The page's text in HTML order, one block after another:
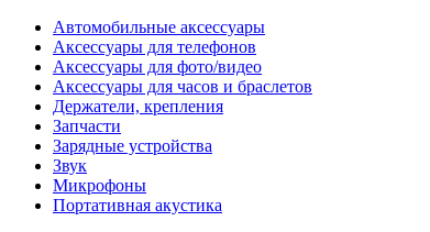
Автомобильные аксессуары
Аксессуары для телефонов
Аксессуары для фото/видео
Аксессуары для часов и браслетов
Держатели, крепления
Запчасти
Зарядные устройства
Звук
Микрофоны
Портативная акустика